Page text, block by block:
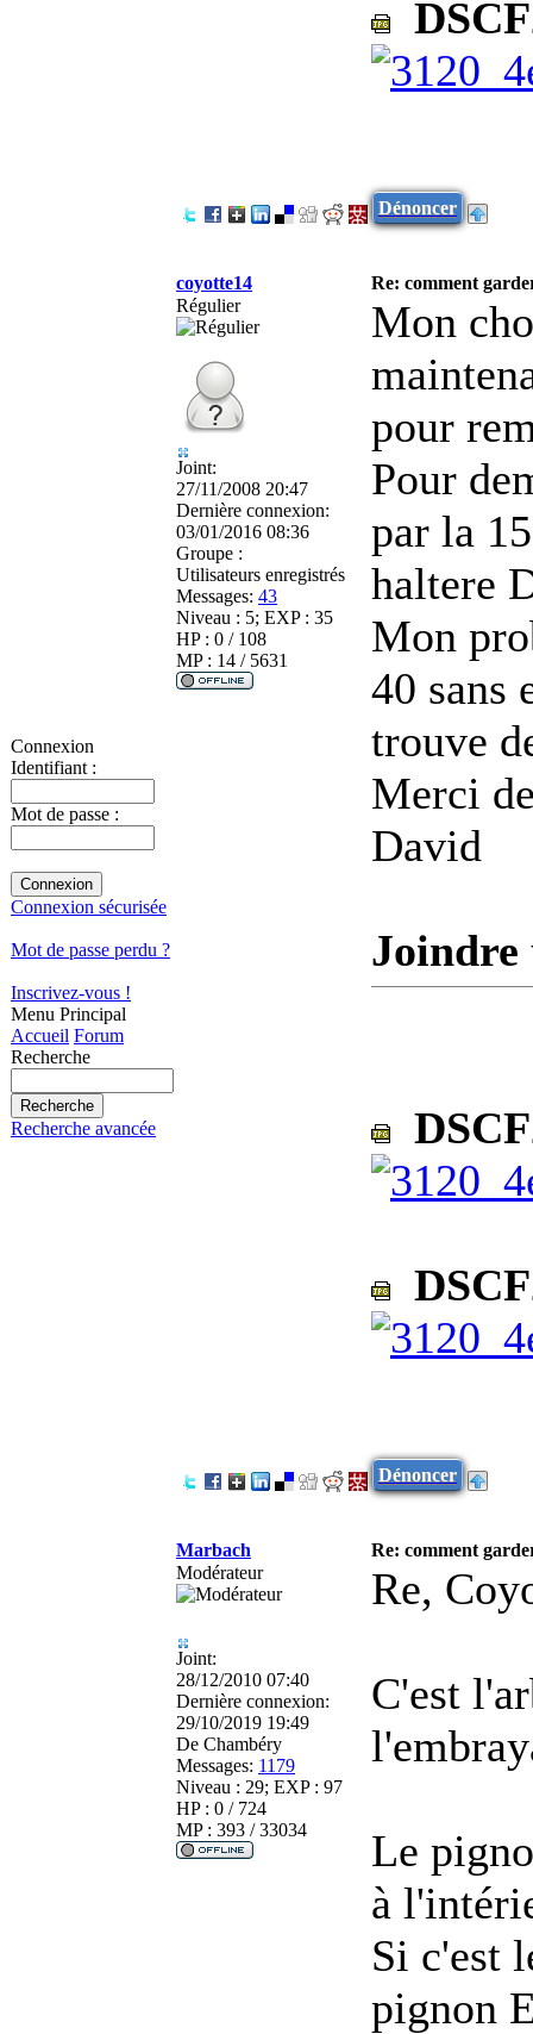
Connexion
Identifiant :
Mot de passe :
Connexion sécurisée
Mot de passe perdu ?
Inscrivez-vous !
Menu Principal
Accueil Forum
Recherche
Recherche avancée
Dénoncer
coyotte14
Re: comment
Régulier
Joint:
27/11/2008 20:47
Dernière connexion:
03/01/2016 08:36
Groupe :
Utilisateurs enregistrés
Messages: 43
Niveau : 5; EXP : 35
HP : 0 / 108
MP : 14 / 5631
Mon
pour
Pour
par la
haltere
Mon
40 sans
trouve
Merci
David
Dénoncer
Marbach
Re: comment
Modérateur
Joint:
28/12/2010 07:40
Dernière connexion:
29/10/2019 19:49
De Chambéry
Messages: 1179
Niveau : 29; EXP : 97
HP : 0 / 724
MP : 393 / 33034
Re,
C'est
Le
à
Si c'est
pignon